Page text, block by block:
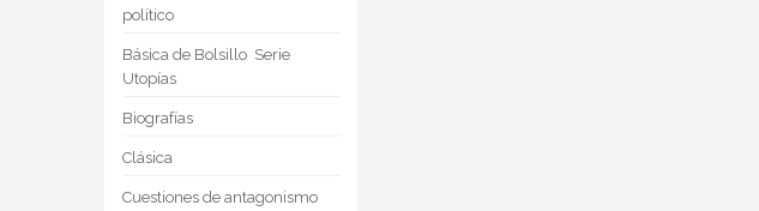
político
Básica de Bolsillo  Serie
Utopías
Biografías
Clásica
Cuestiones de antagonismo